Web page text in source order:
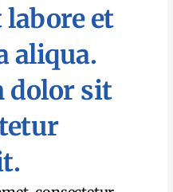
et
aliqua.
dolor sit